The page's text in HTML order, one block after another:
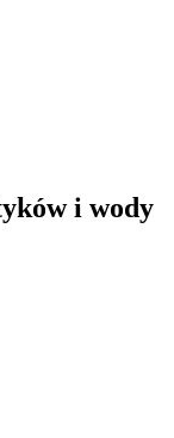
i wody